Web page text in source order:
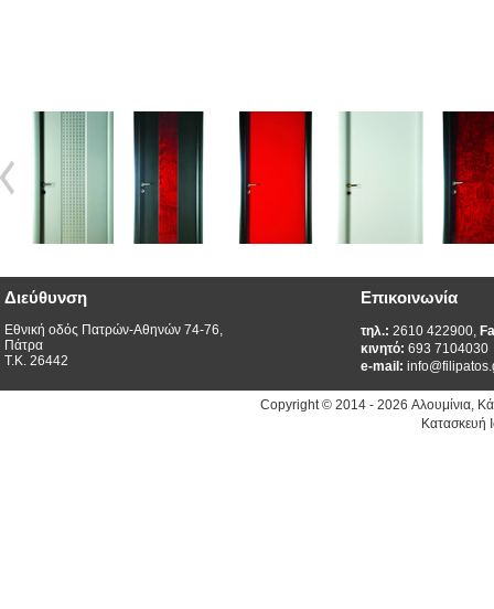
Διεύθυνση Επικοινωνία
Εθνική οδός Πατρών-Αθηνών 74-76,
Πάτρα
Τ.Κ. 26442
τηλ.: 2610 422900,
κινητό: 693 7104030
e-mail:
Copyright © 2014 - 2026 Αλουμίνια,
Κατασκευή